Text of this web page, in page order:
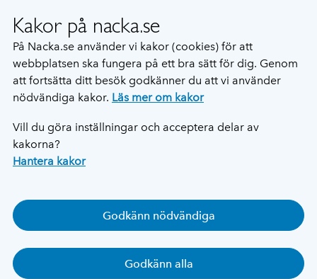
Kakor på nacka.se
På Nacka.se använder vi kakor (cookies) för att
webbplatsen ska fungera på ett bra sätt för dig. Genom
att fortsätta ditt besök godkänner du att vi använder
nödvändiga kakor. Läs mer om kakor
Vill du göra inställningar och acceptera delar av
kakorna?
Hantera kakor
Godkänn nödvändiga
Godkänn alla